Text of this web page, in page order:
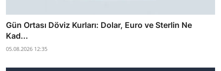
Gün Ortası Döviz Kurları: Dolar, Euro ve Sterlin Ne
Kad...
05.08.2026 12:35